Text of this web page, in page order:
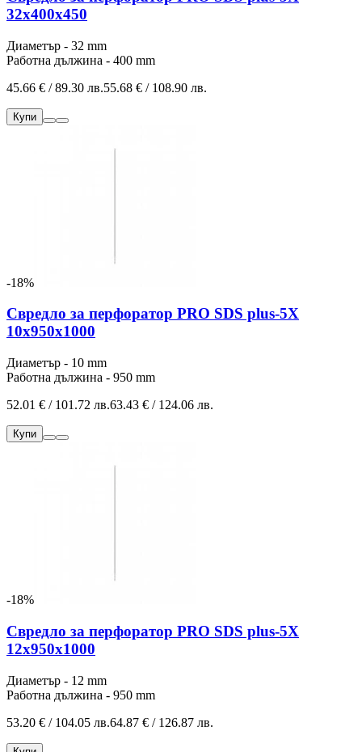
32x400x450
Диаметър - 32 mm
Работна дължина - 400 mm
45.66 € / 89.30 лв.55.68 € / 108.90 лв.
Купи
-18%
Свредло за перфоратор PRO SDS plus-5X
10x950x1000
Диаметър - 10 mm
Работна дължина - 950 mm
52.01 € / 101.72 лв.63.43 € / 124.06 лв.
Купи
-18%
Свредло за перфоратор PRO SDS plus-5X
12x950x1000
Диаметър - 12 mm
Работна дължина - 950 mm
53.20 € / 104.05 лв.64.87 € / 126.87 лв.